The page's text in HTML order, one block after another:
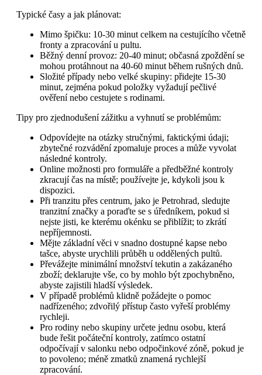
Typické časy a jak plánovat:
Mimo špičku: 10-30 minut celkem na cestujícího včetně
fronty a zpracování u pultu.
Běžný denní provoz: 20-40 minut; občasná zpoždění se
mohou protáhnout na 40-60 minut během rušných dnů.
Složité případy nebo velké skupiny: přidejte 15-30
minut, zejména pokud položky vyžadují pečlivé
ověření nebo cestujete s rodinami.
Tipy pro zjednodušení zážitku a vyhnutí se problémům:
Odpovídejte na otázky stručnými, faktickými údaji;
zbytečné rozvádění zpomaluje proces a může vyvolat
následné kontroly.
Online možnosti pro formuláře a předběžné kontroly
zkracují čas na místě; používejte je, kdykoli jsou k
dispozici.
Při tranzitu přes centrum, jako je Petrohrad, sledujte
tranzitní značky a poraďte se s úředníkem, pokud si
nejste jisti, ke kterému okénku se přiblížit; to zkrátí
nepříjemnosti.
Mějte základní věci v snadno dostupné kapse nebo
tašce, abyste urychlili průběh u oddělených pultů.
Převážejte minimální množství tekutin a zakázaného
zboží; deklarujte vše, co by mohlo být zpochybněno,
abyste zajistili hladší výsledek.
V případě problémů klidně požádejte o pomoc
nadřízeného; zdvořilý přístup často vyřeší problémy
rychleji.
Pro rodiny nebo skupiny určete jednu osobu, která
bude řešit počáteční kontroly, zatímco ostatní
odpočívají v salonku nebo odpočinkové zóně, pokud je
to povoleno; méně zmatků znamená rychlejší
zpracování.